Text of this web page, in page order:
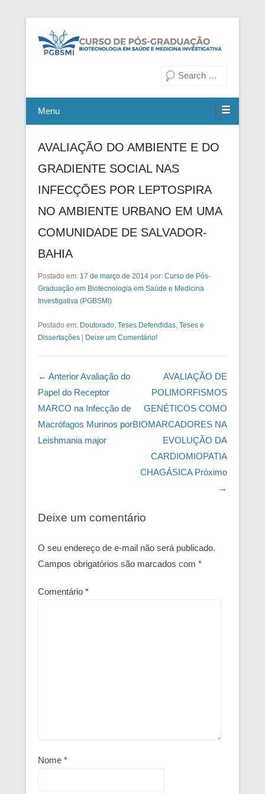
Curso de Pós-Graduação em
Medicina Investigativa
Menu
AVALIAÇÃO DO AMBIENTE E DO
GRADIENTE SOCIAL NAS
INFECÇÕES POR LEPTOSPIRA
NO AMBIENTE URBANO EM UMA
COMUNIDADE DE SALVADOR-
BAHIA
Postado em: 17 de março de 2014 por: Curso de Pós-
Graduação em Biotecnologia em Saúde e Medicina
Investigativa (PGBSMI)
Postado em: Doutorado, Teses Defendidas, Teses e
Dissertações
Deixe um Comentário!
Navegação das Postagens
← AnteriorAvaliação do
Papel do Receptor
MARCO na Infecção de
Macrófagos Murinos por
Leishmania major
AVALIAÇÃO DE
POLIMORFISMOS
GENÉTICOS COMO
BIOMARCADORES NA
EVOLUÇÃO DA
CARDIOMIOPATIA
CHAGÁSICA Próximo
→
Deixe um comentário
O seu endereço de e-mail não será publicado.
Campos obrigatórios são marcados com *
Comentário *
Nome *